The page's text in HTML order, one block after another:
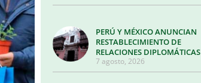
PERÚ Y MÉXICO ANUNCIAN
RESTABLECIMIENTO DE
RELACIONES DIPLOMÁTICAS
7 agosto, 2026